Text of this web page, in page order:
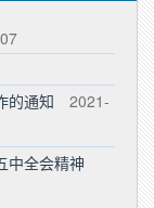
的通知
2021-
中全会精神